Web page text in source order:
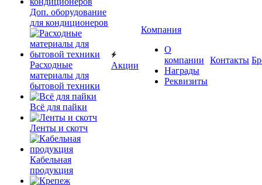
Доп. оборудование
для кондиционеров
Расходные
материалы для
бытовой техники
Всё для пайки
Ленты и скотч
Кабельная
продукция
Акции
Компания
О
компании
Награды
Реквизиты
Контакты